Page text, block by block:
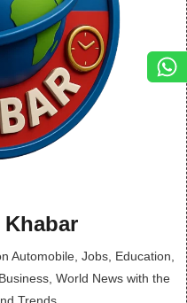
Khabar
Automobile, Jobs, Education,
World News with the